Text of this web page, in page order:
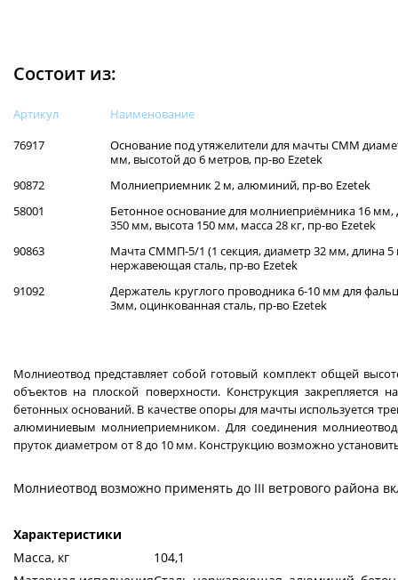
Состоит из:
Артикул
Наименованиe
76917
Основание под утяжелители для мачты СММ
мм, высотой до 6 метров, пр-во Ezetek
90872
Молниеприемник 2 м, алюминий, пр-во Ezetek
58001
Бетонное основание для молниеприёмника 16 мм,
350 мм, высота 150 мм, масса 28 кг, пр-во Ezetek
90863
Мачта СММП-5/1 (1 секция, диаметр 32 мм, длина 5
нержавеющая сталь, пр-во Ezetek
91092
Держатель круглого проводника 6-10 мм для
3мм, оцинкованная сталь, пр-во Ezetek
Молниеотвод представляет собой готовый комплект общей
объектов на плоской поверхности. Конструкция
бетонных оснований. В качестве опоры для мачты используется
алюминиевым молниеприемником. Для соединения
пруток диаметром от 8 до 10 мм. Конструкцию возможно
Молниеотвод возможно применять до III ветрового района
Характеристики
Масса, кг
104,1